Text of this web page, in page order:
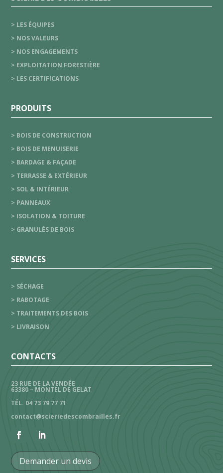
> LES ÉQUIPES
> NOS VALEURS
> NOS ENGAGEMENTS
> EXPLOITATION FORESTIÈRE
> LES CERTIFICATIONS
PRODUITS
> BOIS DE CONSTRUCTION
> BOIS DE MENUISERIE
> BARDAGE & FAÇADE
> TERRASSE & EXTÉRIEUR
> SOL & INTÉRIEUR
> PANNEAUX
> ISOLATION & TOITURE
> GRANULÉS DE BOIS
SERVICES
> SÉCHAGE
> RABOTAGE
> TRAITEMENTS DES BOIS
> LIVRAISON
CONTACTS
23 RUE DE LA VENDÉE
63380 – MONTEL DE GELAT
TÉL. 04 73 79 77 71
contact@scieriedescombrailles.fr
Demander un devis